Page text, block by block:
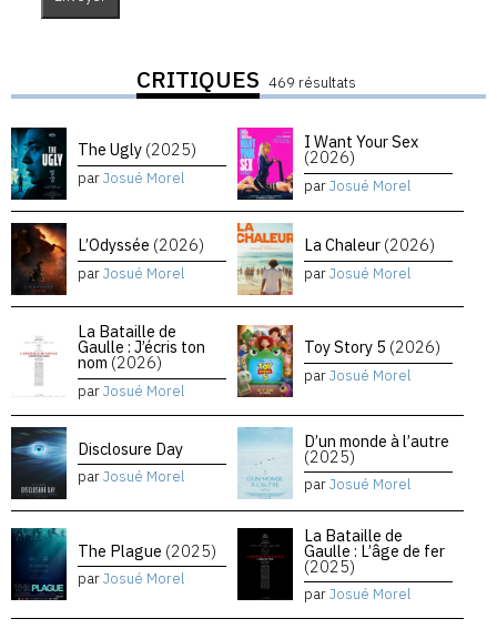
CRITIQUES 469 résultats
The Ugly (2025)
parJosué Morel
I Want Your Sex
(2026)
parJosué Morel
L’Odyssée (2026)
parJosué Morel
La Chaleur (2026)
parJosué Morel
La Bataille de
Gaulle : J’écris ton
nom (2026)
parJosué Morel
Toy Story 5 (2026)
parJosué Morel
Disclosure Day
parJosué Morel
D’un monde à l’autre
(2025)
parJosué Morel
The Plague (2025)
parJosué Morel
La Bataille de
Gaulle : L’âge de fer
(2025)
parJosué Morel